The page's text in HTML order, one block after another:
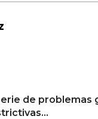
de problemas